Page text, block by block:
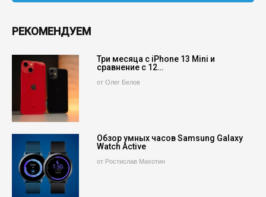
РЕКОМЕНДУЕМ
Три месяца с iPhone 13 Mini и
сравнение с 12…
от Олег Белов
Обзор умных часов Samsung Galaxy
Watch Active
от Ростислав Махотин